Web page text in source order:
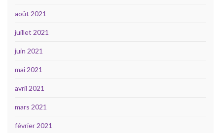
août 2021
juillet 2021
juin 2021
mai 2021
avril 2021
mars 2021
février 2021